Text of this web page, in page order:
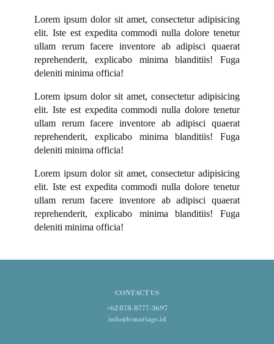
Lorem ipsum dolor sit amet, consectetur adipisicing
elit. Iste est expedita commodi nulla dolore tenetur
ullam rerum facere inventore ab adipisci quaerat
reprehenderit, explicabo minima blanditiis! Fuga
deleniti minima officia!
Lorem ipsum dolor sit amet, consectetur adipisicing
elit. Iste est expedita commodi nulla dolore tenetur
ullam rerum facere inventore ab adipisci quaerat
reprehenderit, explicabo minima blanditiis! Fuga
deleniti minima officia!
Lorem ipsum dolor sit amet, consectetur adipisicing
elit. Iste est expedita commodi nulla dolore tenetur
ullam rerum facere inventore ab adipisci quaerat
reprehenderit, explicabo minima blanditiis! Fuga
deleniti minima officia!
CONTACT US
+62 878-8777-3697
info@lemariage.id